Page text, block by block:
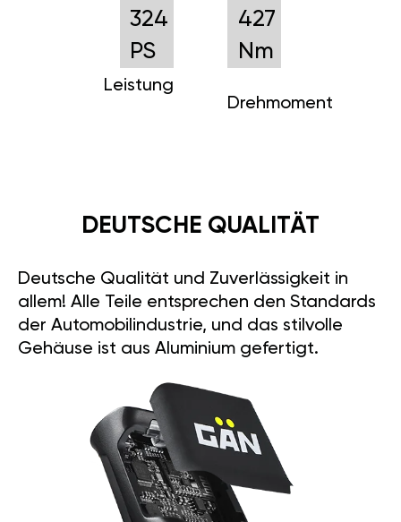
324
PS
Leistung
427
Nm
Drehmoment
DEUTSCHE QUALITÄT
Deutsche Qualität und Zuverlässigkeit in
allem! Alle Teile entsprechen den Standards
der Automobilindustrie, und das stilvolle
Gehäuse ist aus Aluminium gefertigt.